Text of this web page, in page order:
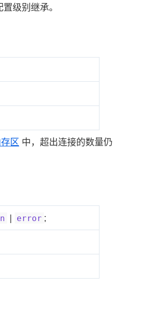
级别继承。
区 中，超出连接的数量仍
| error ;